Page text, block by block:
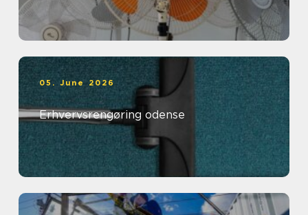
05. June 2026
Erhvervsrengøring odense